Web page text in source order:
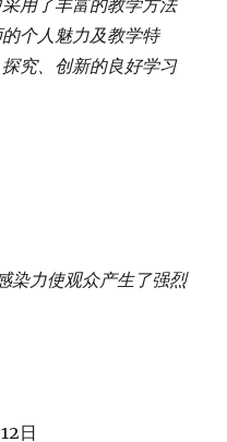
用了丰富的教学方法
个人魅力及教学特
究、创新的良好学习
染力使观众产生了强烈
日